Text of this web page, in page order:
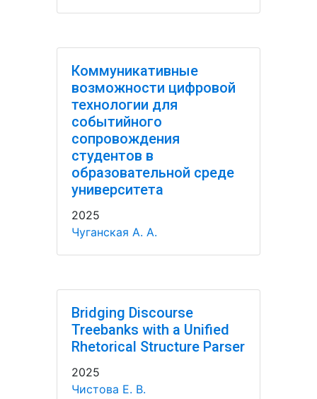
Коммуникативные
возможности цифровой
технологии для
событийного
сопровождения
студентов в
образовательной среде
университета
2025
Чуганская А. А.
Bridging Discourse
Treebanks with a Unified
Rhetorical Structure Parser
2025
Чистова Е. В.